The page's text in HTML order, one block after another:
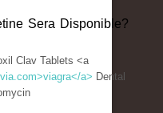
Sera Disponible?
Clav Tablets <a
a> Dental